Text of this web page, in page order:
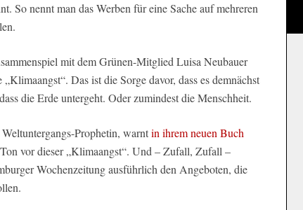
So nennt man das Werben für eine Sache auf mehreren
mit dem Grünen-Mitglied Luisa Neubauer
Das ist die Sorge davor, dass es demnächst
die Erde untergeht. Oder zumindest die Menschheit.
Prophetin, warntin ihrem neuen Buch
vor dieser „Klimaangst“. Und – Zufall, Zufall –
Wochenzeitung ausführlich den Angeboten, die